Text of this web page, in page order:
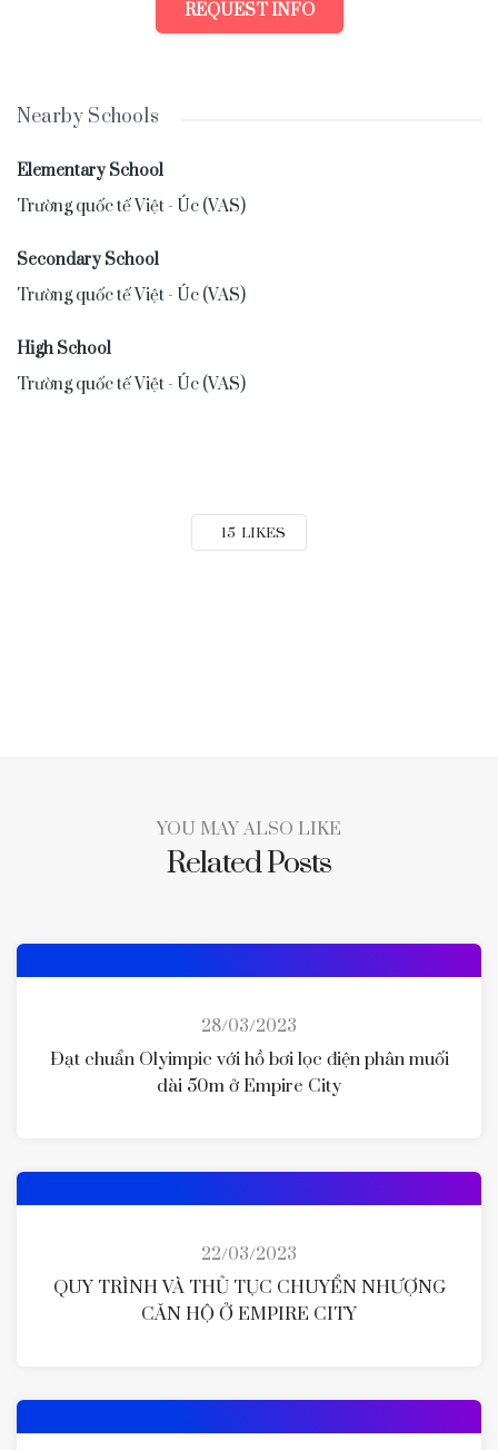
REQUEST INFO
Nearby Schools
Elementary School
Trường quốc tế Việt - Úc (VAS)
Secondary School
Trường quốc tế Việt - Úc (VAS)
High School
Trường quốc tế Việt - Úc (VAS)
15 LIKES
YOU MAY ALSO LIKE
Related Posts
28/03/2023
Đạt chuẩn Olyimpic với hồ bơi lọc điện phân muối
dài 50m ở Empire City
22/03/2023
QUY TRÌNH VÀ THỦ TỤC CHUYỂN NHƯỢNG
CĂN HỘ Ở EMPIRE CITY